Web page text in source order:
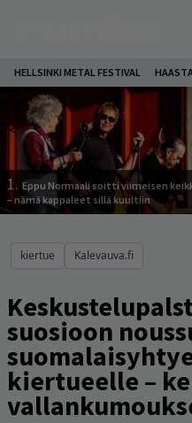
HELLSINKI METAL FESTIVAL
1. Eppu Normaali soitti viimeisen
– nämä kappaleet sillä kuultiin
kiertue Kalevauva.fi
suosioon
kiertueelle –